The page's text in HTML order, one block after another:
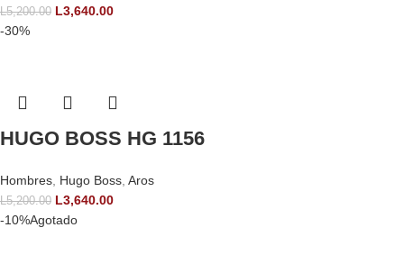
L5,200.00 L3,640.00
-30%
HUGO BOSS HG 1156
Hombres Hugo Boss Aros
L5,200.00 L3,640.00
-10%Agotado